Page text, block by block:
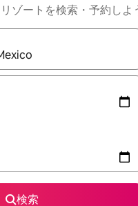
ゾートを検索・予約しよ
ら、上下の矢印キーを使っ
検索